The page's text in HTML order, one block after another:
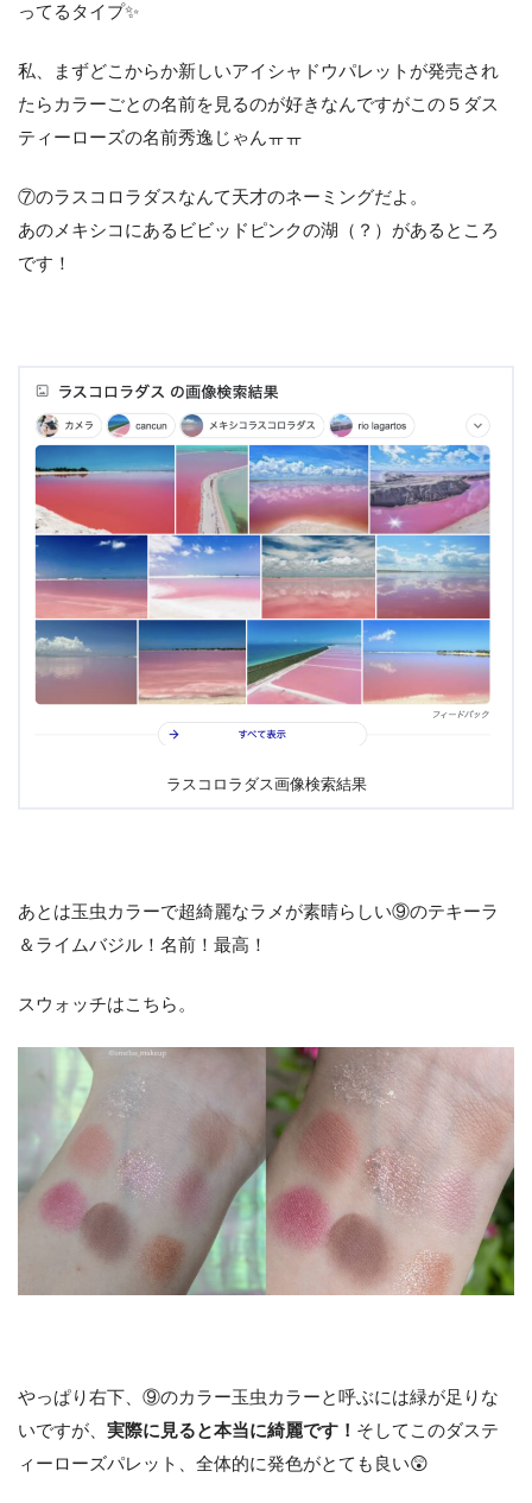
ってるタイプ✨
私、まずどこからか新しいアイシャドウパレットが発売され
たらカラーごとの名前を見るのが好きなんですがこの５ダス
ティーローズの名前秀逸じゃんㅠㅠ
⑦のラスコロラダスなんて天才のネーミングだよ。
あのメキシコにあるビビッドピンクの湖（？）があるところ
です！
ラスコロラダス画像検索結果
あとは玉虫カラーで超綺麗なラメが素晴らしい⑨のテキーラ
＆ライムバジル！名前！最高！
スウォッチはこちら。
やっぱり右下、⑨のカラー玉虫カラーと呼ぶには緑が足りな
いですが、 実際に見ると本当に綺麗です！ そしてこのダステ
ィーローズパレット、全体的に発色がとても良い😲